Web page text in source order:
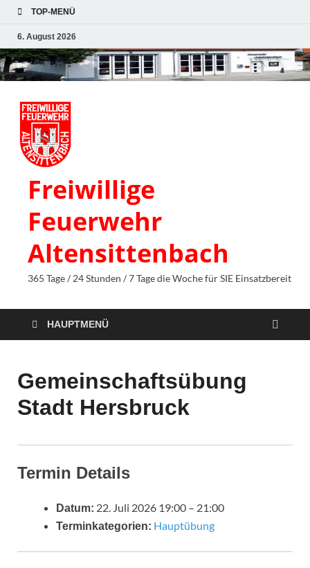
TOP-MENÜ
6. August 2026
Freiwillige
Feuerwehr
Altensittenbach
365 Tage / 24 Stunden / 7 Tage die Woche für SIE Einsatzbereit
HAUPTMENÜ
Gemeinschaftsübung
Stadt Hersbruck
Termin Details
Datum: 22. Juli 2026 19:00 – 21:00
Terminkategorien: Hauptübung